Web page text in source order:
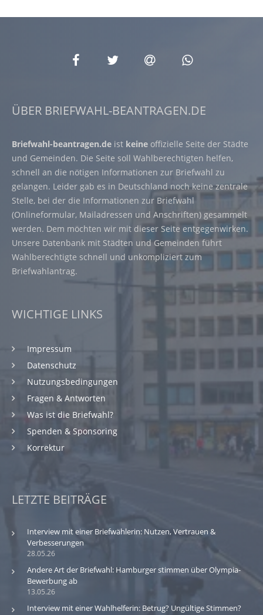
ÜBER BRIEFWAHL-BEANTRAGEN.DE
Briefwahl-beantragen.de ist keine offizielle Seite der Städte
und Gemeinden. Die Seite soll Wahlberechtigten helfen,
schnell an die nötigen Informationen zur Briefwahl zu
gelangen. Leider gab es in Deutschland noch keine zentrale
Stelle, bei der die Informationen zur Briefwahl
(Onlineformular, Mailadressen und Anschriften) gesammelt
werden. Dem möchten wir mit dieser Seite entgegenwirken.
Unsere Datenbank mit Städten und Gemeinden führt
Wahlberechtigte schnell und unkompliziert zum
Briefwahlantrag.
WICHTIGE LINKS
Impressum
Datenschutz
Nutzungsbedingungen
Fragen & Antworten
Was ist die Briefwahl?
Spenden & Sponsoring
Korrektur
LETZTE BEITRÄGE
28.05.26
Interview mit einer Briefwählerin: Nutzen, Vertrauen &
Verbesserungen
13.05.26
Andere Art der Briefwahl: Hamburger stimmen über Olympia-
Bewerbung ab
Interview mit einer Wahlhelferin: Betrug? Ungültige Stimmen?